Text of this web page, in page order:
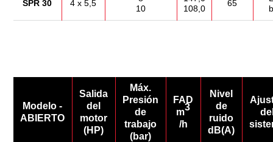
SPR 30 4 x 5,5
10
108,0
65
Modelo -
ABIERTO
Salida
del
motor
(HP)
Máx.
Presión
de
trabajo
(bar)
FAD
m3
/h
Nivel
de
ruido
dB(A)